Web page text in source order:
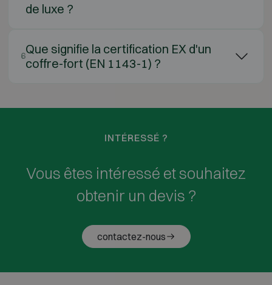
de luxe ?
6Que signifie la certification EX d'un
coffre-fort (EN 1143-1) ?
INTÉRESSÉ ?
Vous êtes intéressé et souhaitez
obtenir un devis ?
contactez-nous